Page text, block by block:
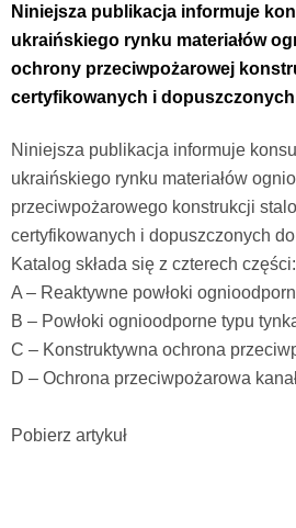
Niniejsza publikacja informuje
ukraińskiego rynku materiałów
ochrony przeciwpożarowej
certyfikowanych i
Niniejsza publikacja informuje
ukraińskiego rynku materiałów
przeciwpożarowego konstrukcji
certyfikowanych i dopuszczonych
Katalog składa się z czterech części:
A – Reaktywne powłoki
B – Powłoki ognioodporne typu
C – Konstruktywna ochrona
D – Ochrona przeciwpożarowa
Pobierz artykuł